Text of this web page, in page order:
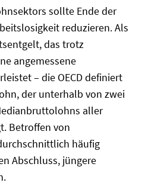
sollte Ende der
reduzieren. Als
das trotz
angemessene
– die OECD definiert
der unterhalb von zwei
aller
Betroffen von
häufig
Abschluss, jüngere